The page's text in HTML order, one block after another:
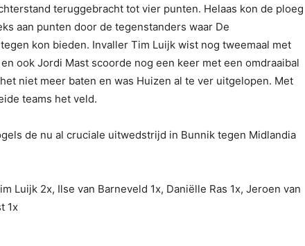
teruggebracht tot vier punten. Helaas kon de ploeg
aan punten door de tegenstanders waar De
kon bieden. Invaller Tim Luijk wist nog tweemaal met
ook Jordi Mast scoorde nog een keer met een omdraaibal
niet meer baten en was Huizen al te ver uitgelopen. Met
teams het veld.
de nu al cruciale uitwedstrijd in Bunnik tegen Midlandia
Luijk 2x, Ilse van Barneveld 1x, Daniëlle Ras 1x, Jeroen van
1x